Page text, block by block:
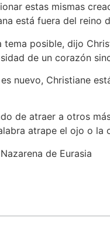
estas mismas
está fuera del reino
tema posible, dijo
de un corazón
nuevo, Christiane
de atraer a otros
atrape el ojo o la
de Eurasia